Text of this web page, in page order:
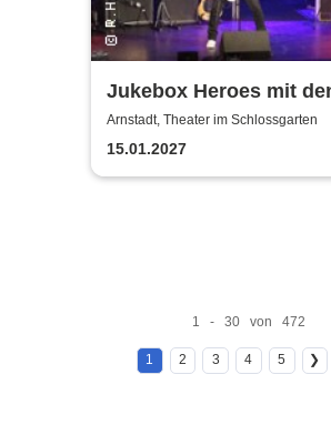
Jukebox Heroes mit
von Sweet, Slade u.v.a.
Arnstadt, Theater im Schlossgarten
15.01.2027
1 - 30 von 472
1 2 3 4 5 ❯